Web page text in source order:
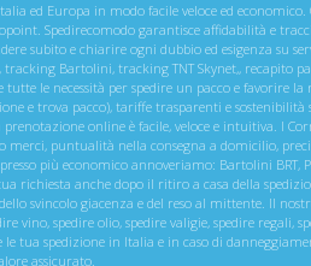
ed Europa in modo facile veloce ed
Spedirecomodo garantisce affidabilità e
subito e chiarire ogni dubbio ed esigenza su
Bartolini, tracking TNT Skynet,, recapito
le necessità per spedire un pacco e favorire
e trova pacco), tariffe trasparenti e
online è facile, veloce e intuitiva. I
puntualità nella consegna a domicilio,
più economico annoveriamo: Bartolini BRT,
richiesta anche dopo il ritiro a casa della
svincolo giacenza e del reso al mittente. Il
spedire olio, spedire valigie, spedire regali,
tua spedizione in Italia e in caso di
assicurato.